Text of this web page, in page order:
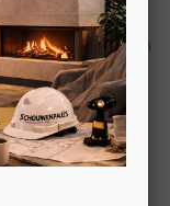
Faber weer een
het
een
MatriX
uw stijl, wat bij
is.
Opti-myst
De Opti-